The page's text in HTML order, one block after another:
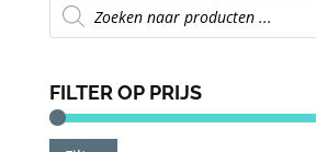
zoeken
FILTER OP PRIJS